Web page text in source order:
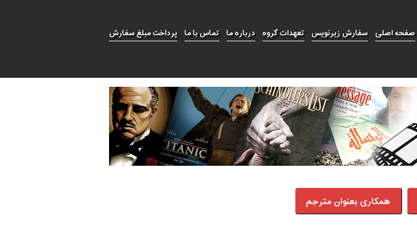
پرداخت مبلغ سفارش تماس با ما درباره ما تعهدات گروه سفارش زیرنویس صفحه اصلی
همکاری بعنوان مترجم